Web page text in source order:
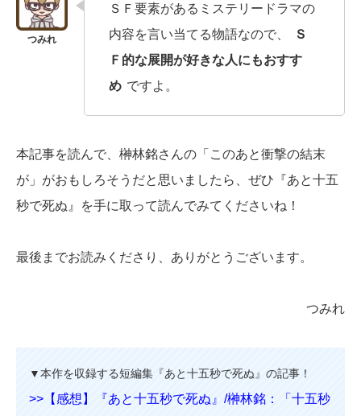
ＳＦ要素があるミステリードラマの
内容を言い当てる物語なので、
Ｓ
Ｆ的な展開が好きな人にもおすす
め ですよ。
本記事を読んで、榊林銘さんの「このあと衝撃の結末
が」がおもしろそうだと思いましたら、ぜひ『あと十五
秒で死ぬ』を手に取って読んでみてくださいね！
最後までお読みくださり、ありがとうございます。
つみれ
▼本作を収録する短編集『あと十五秒で死ぬ』の記事！
>>【感想】『あと十五秒で死ぬ』/榊林銘：「十五秒